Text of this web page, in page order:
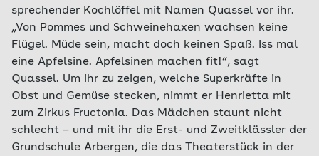
sprechender Kochlöffel mit Namen Quassel vor ihr.
„Von Pommes und Schweinehaxen wachsen keine
Flügel. Müde sein, macht doch keinen Spaß. Iss mal
eine Apfelsine. Apfelsinen machen fit!“, sagt
Quassel. Um ihr zu zeigen, welche Superkräfte in
Obst und Gemüse stecken, nimmt er Henrietta mit
zum Zirkus Fructonia. Das Mädchen staunt nicht
schlecht – und mit ihr die Erst- und Zweitklässler der
Grundschule Arbergen, die das Theaterstück in der